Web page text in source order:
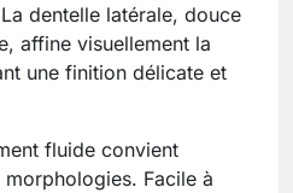
dentelle latérale, douce
affine visuellement la
une finition délicate et
fluide convient
Facile à